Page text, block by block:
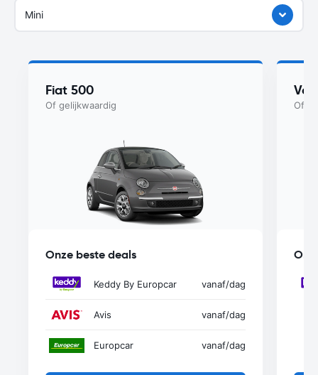
Mini
Fiat 500
Of gelijkwaardig
Onze beste deals
Keddy By Europcar vanaf/dag
Avis vanaf/dag
Europcar vanaf/dag
Of